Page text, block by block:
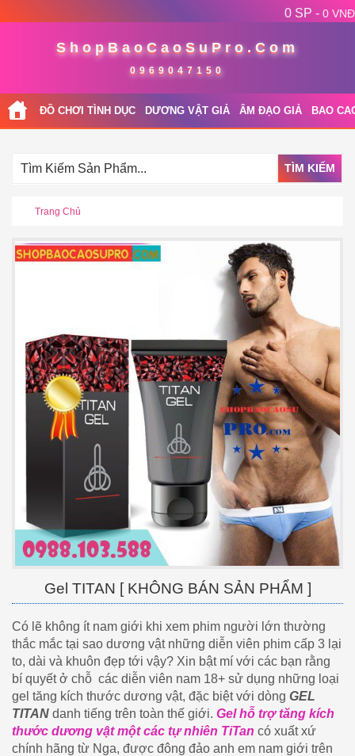
0 SP - 0 VNĐ
ShopBaoCaoSuPro.Com
0969047150
ĐỒ CHƠI TÌNH DỤC DƯƠNG VẬT GIẢ ÂM ĐẠO GIẢ BAO
TÌM KIẾM
Trang Chủ
Gel TITAN [ KHÔNG BÁN SẢN PHẨM ]
Có lẽ không ít nam giới khi xem phim người lớn thường
thắc mắc tại sao dương vật những diễn viên phim cấp 3 lại
to, dài và khuôn đẹp tới vậy? Xin bật mí với các bạn rằng
bí quyết ở chỗ các diễn viên nam 18+ sử dụng những loại
gel tăng kích thước dương vật, đặc biệt với dòng GEL
TITAN danh tiếng trên toàn thế giới. Gel hỗ trợ tăng kích
thước dương vật một các tự nhiên TiTan có xuất xứ
chính hãng từ Nga, được đông đảo anh em nam giới trên